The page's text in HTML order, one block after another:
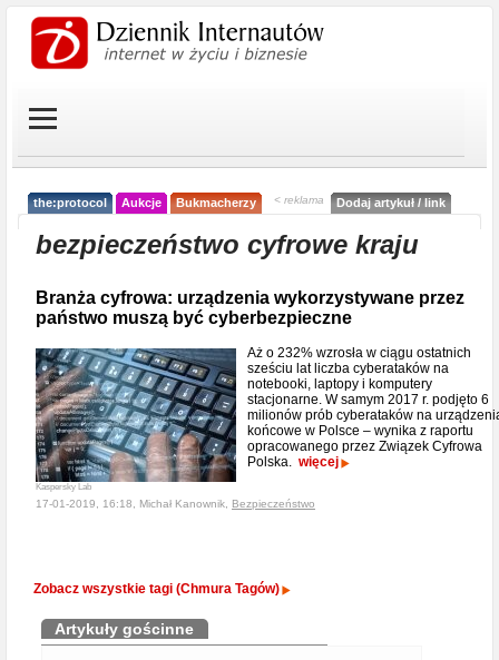
the:protocol Aukcje Bukmacherzy < reklama Dodaj artykuł / link
bezpieczeństwo cyfrowe kraju
Branża cyfrowa: urządzenia wykorzystywane przez
państwo muszą być cyberbezpieczne
Kaspersky Lab
Aż o 232% wzrosła w ciągu ostatnich
sześciu lat liczba cyberataków na
notebooki, laptopy i komputery
stacjonarne. W samym 2017 r. podjęto 6
milionów prób cyberataków na
końcowe w Polsce – wynika z raportu
opracowanego przez Związek Cyfrowa
Polska. więcej
17-01-2019, 16:18, Michał Kanownik, Bezpieczeństwo
Zobacz wszystkie tagi (Chmura Tagów)
Artykuły gościnne